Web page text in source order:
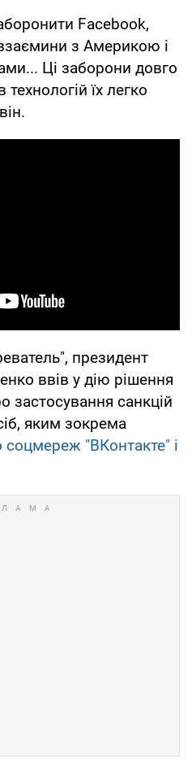
Facebook,
з Америкою і
Ці заборони довго
їх легко
президент
ввів у дію рішення
застосування санкцій
яким зокрема
соцмереж "ВКонтакте" і